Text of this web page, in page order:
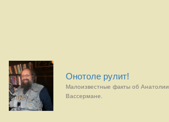
Онотоле рулит!
Малоизвестные факты об Анатолии
Вассермане.